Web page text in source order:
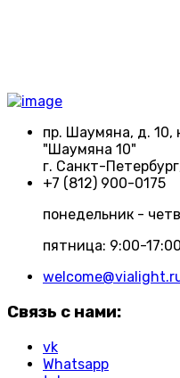
пр. Шаумяна, д. 10,
"Шаумяна 10"
г. Санкт-
+7 (812) 900-0175
понедельник -
пятница: 9:00-17:00
Связь с нами:
vk
Whatsapp